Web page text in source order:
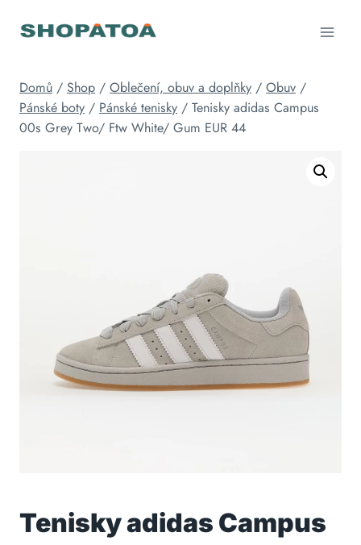
Domů / Shop / Oblečení, obuv a doplňky / Obuv /
Pánské boty / Pánské tenisky / Tenisky adidas Campus
00s Grey Two/ Ftw White/ Gum EUR 44
Tenisky adidas Campus